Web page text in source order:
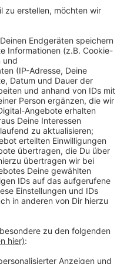
Der Vermisste
Er benötige
Rettungswagen. Im
dass es
Herbern handelt. Sie
Foto
ist erschöpft, ihm
entsprechend gut. Seit
Polizei mit einem
nach dem